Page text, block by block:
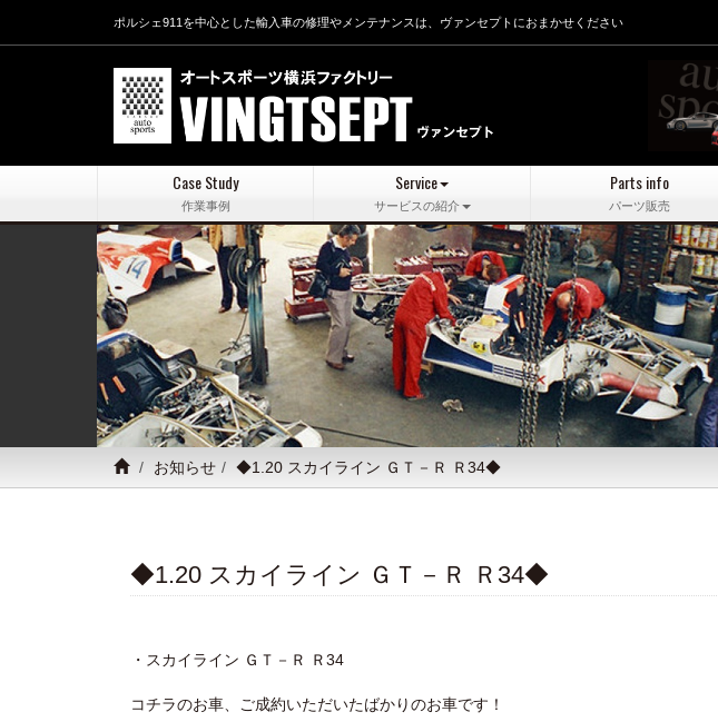
ポルシェ911を中心とした輸入車の修理やメンテナンスは、ヴァンセプトにおまかせください
Case Study
作業事例
Service
サービスの紹介
Parts info
パーツ販売
お知らせ ◆1.20 スカイライン ＧＴ－Ｒ Ｒ34◆
◆1.20 スカイライン ＧＴ－Ｒ Ｒ34◆
・スカイライン ＧＴ－Ｒ Ｒ34
コチラのお車、ご成約いただいたばかりのお車です！